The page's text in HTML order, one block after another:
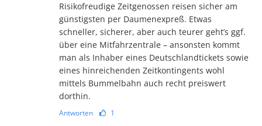
Risikofreudige Zeitgenossen reisen sicher am
günstigsten per Dau­men­ex­preß. Etwas
schneller, si­che­rer, aber auch teu­rer geht’s ggf.
über eine Mit­fahr­zen­trale – ansonsten kommt
man als In­ha­ber eines Deutsch­land­ti­ckets so­wie
eines hin­rei­chen­den Zeit­­kon­­tin­gents wohl
mittels Bum­mel­bahn auch recht preis­wert
dorthin.
Antworten 1